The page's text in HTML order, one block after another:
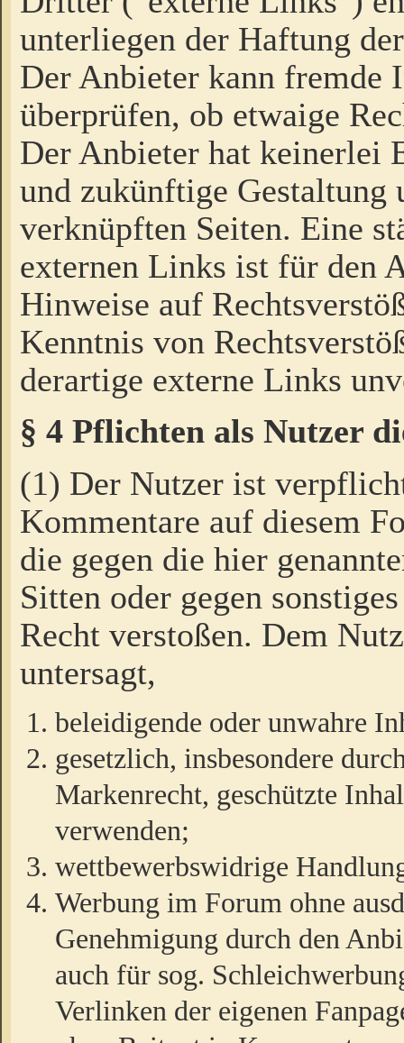
unterliegen der Haftung
Der Anbieter kann fremde
überprüfen, ob etwaige
Der Anbieter hat keinerlei
und zukünftige Gestaltung
verknüpften Seiten. Eine
externen Links ist für den
Hinweise auf
Kenntnis von
derartige externe Links
§ 4 Pflichten als Nutzer
(1) Der Nutzer ist
Kommentare auf diesem
die gegen die hier
Sitten oder gegen
Recht verstoßen. Dem
untersagt,
beleidigende oder unwahre
gesetzlich, insbesondere
Markenrecht, geschützte
verwenden;
wettbewerbswidrige
Werbung im Forum ohne
Genehmigung durch den
auch für sog.
Verlinken der eigenen